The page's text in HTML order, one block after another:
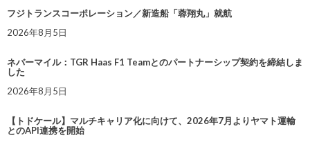
フジトランスコーポレーション／新造船「蓉翔丸」就航
2026年8月5日
ネバーマイル：TGR Haas F1 Teamとのパートナーシップ契約を締結しま
した
2026年8月5日
【トドケール】マルチキャリア化に向けて、2026年7月よりヤマト運輸
とのAPI連携を開始